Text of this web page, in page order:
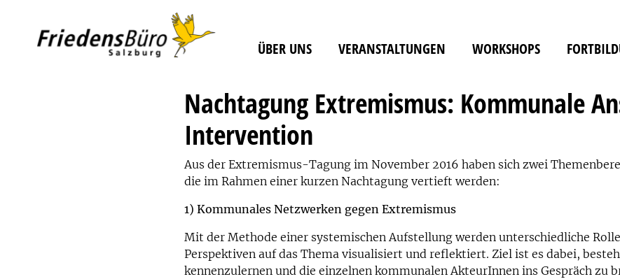
ÜBER UNS VERANSTALTUNGEN WORKSHOPS
Nachtagung Extremismus: Kommunale
Intervention
Aus der Extremismus-Tagung im November 2016 haben sich zwei
die im Rahmen einer kurzen Nachtagung vertieft werden:
1) Kommunales Netzwerken gegen Extremismus
Mit der Methode einer systemischen Aufstellung werden unterschiedliche
Perspektiven auf das Thema visualisiert und reflektiert. Ziel ist es dabei,
kennenzulernen und die einzelnen kommunalen AkteurInnen ins Gespräch zu